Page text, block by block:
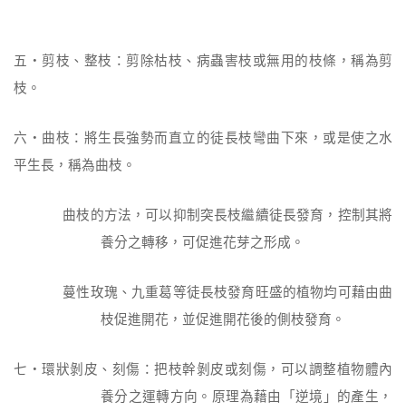
五‧剪枝、整枝：剪除枯枝、病蟲害枝或無用的枝條，稱為剪
枝。
六‧曲枝：將生長強勢而直立的徒長枝彎曲下來，或是使之水
平生長，稱為曲枝。
曲枝的方法，可以抑制突長枝繼續徒長發育，控制其將
養分之轉移，可促進花芽之形成。
蔓性玫瑰、九重葛等徒長枝發育旺盛的植物均可藉由曲
枝促進開花，並促進開花後的側枝發育。
七‧環狀剝皮、刻傷：把枝幹剝皮或刻傷，可以調整植物體內
養分之運轉方向。原理為藉由「逆境」的產生，